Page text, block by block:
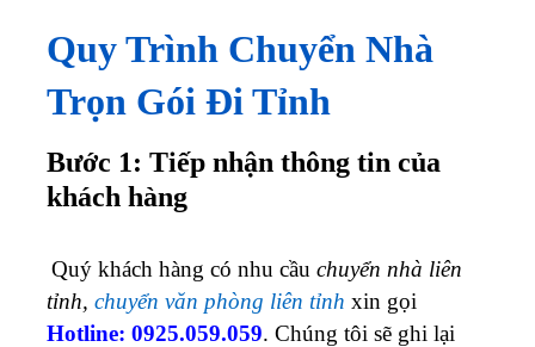
Quy Trình Chuyển Nhà
Trọn Gói Đi Tỉnh
Bước 1: Tiếp nhận thông tin của
khách hàng
Quý khách hàng có nhu cầu chuyển nhà liên
tỉnh, chuyển văn phòng liên tỉnh xin gọi
Hotline: 0925.059.059. Chúng tôi sẽ ghi lại